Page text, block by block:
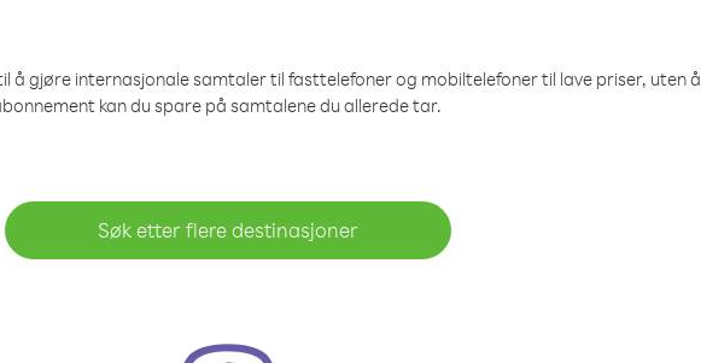
å gjøre internasjonale samtaler til fasttelefoner og mobiltelefoner til lave priser, uten å
kan du spare på samtalene du allerede tar.
Søk etter flere destinasjoner